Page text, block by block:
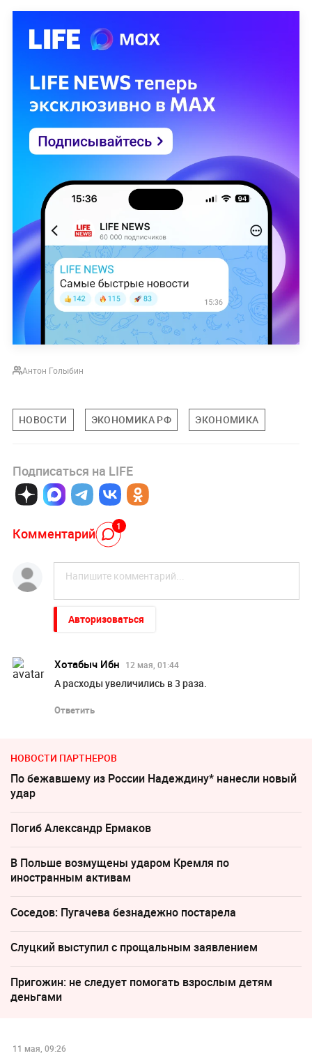
Антон Голыбин
НОВОСТИ ЭКОНОМИКА РФ ЭКОНОМИКА
Подписаться на LIFE
Комментарий 1
Авторизоваться
Хотабыч Ибн 12 мая, 01:44
А расходы увеличились в 3 раза.
Ответить
НОВОСТИ ПАРТНЕРОВ
По бежавшему из России Надеждину* нанесли новый
удар
Погиб Александр Ермаков
В Польше возмущены ударом Кремля по
иностранным активам
Соседов: Пугачева безнадежно постарела
Слуцкий выступил с прощальным заявлением
Пригожин: не следует помогать взрослым детям
деньгами
11 мая, 09:26